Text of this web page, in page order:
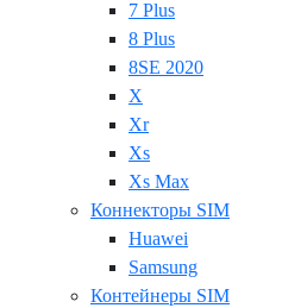
7 Plus
8 Plus
8SE 2020
X
Xr
Xs
Xs Max
Коннекторы SIM
Huawei
Samsung
Контейнеры SIM